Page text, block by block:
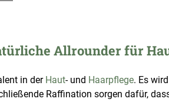
Allrounder für
in der Haut- und Haarpflege. Es
Raffination sorgen dafür,